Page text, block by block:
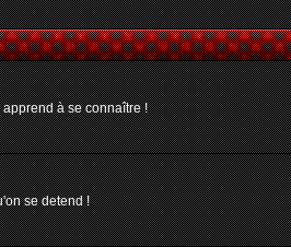
à se connaître !
se detend !